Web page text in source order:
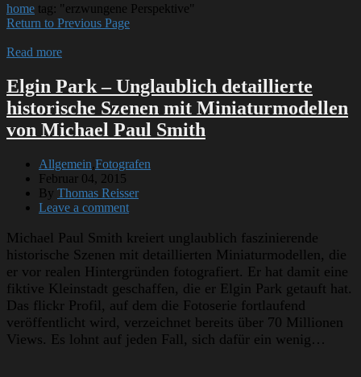
home tag: "erzwungene Perspektive"
Return to Previous Page
Read more
Elgin Park – Unglaublich detaillierte
historische Szenen mit Miniaturmodellen
von Michael Paul Smith
Allgemein,Fotografen
Februar 04, 2015
By Thomas Reisser
Leave a comment
Michael Paul Smith kreiert unglaublich faszinierende
historische Szenen mit detaillierten Miniaturmodellen, die
er vor realen Hintergründen fotografiert. Er hat damit eine
fiktive Kleinstadt geschaffen, die er Elgin Park getauft hat.
Das flickr Profil, auf dem die Fotoserie fortlaufend
veröffentlicht wird, verzeichnet bereits über 70 Millionen
Views. Es lohnt auf jeden Fall, sich dafür ein wenig…